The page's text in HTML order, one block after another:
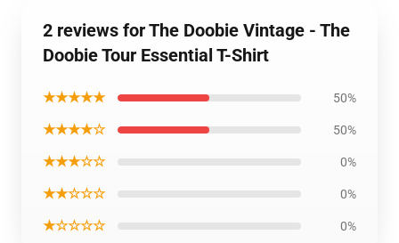
2 reviews for The Doobie Vintage - The
Doobie Tour Essential T-Shirt
★★★★★ 50%
★★★★☆ 50%
★★★☆☆ 0%
★★☆☆☆ 0%
★☆☆☆☆ 0%